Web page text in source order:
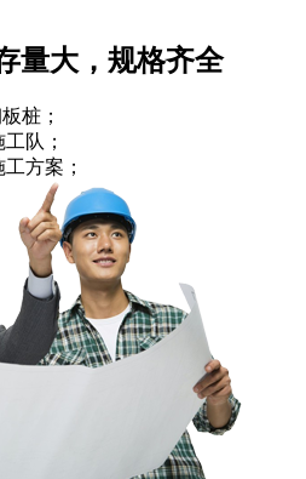
量大，规格齐全
桩；
队；
方案；